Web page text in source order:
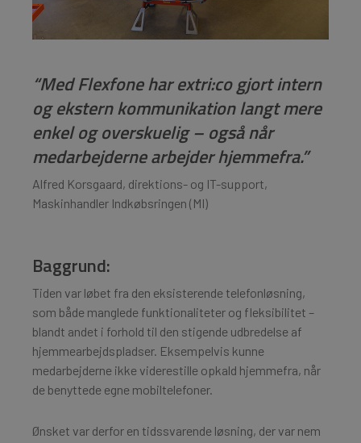
“Med Flexfone har extri:co gjort intern
og ekstern kommunikation langt mere
enkel og overskuelig – også når
medarbejderne arbejder hjemmefra.”
Alfred Korsgaard, direktions- og IT-support,
Maskinhandler Indkøbsringen (MI)
Baggrund:
Tiden var løbet fra den eksisterende telefonløsning,
som både manglede funktionaliteter og fleksibilitet –
blandt andet i forhold til den stigende udbredelse af
hjemmearbejdspladser. Eksempelvis kunne
medarbejderne ikke viderestille opkald hjemmefra, når
de benyttede egne mobiltelefoner.
Ønsket var derfor en tidssvarende løsning, der var nem